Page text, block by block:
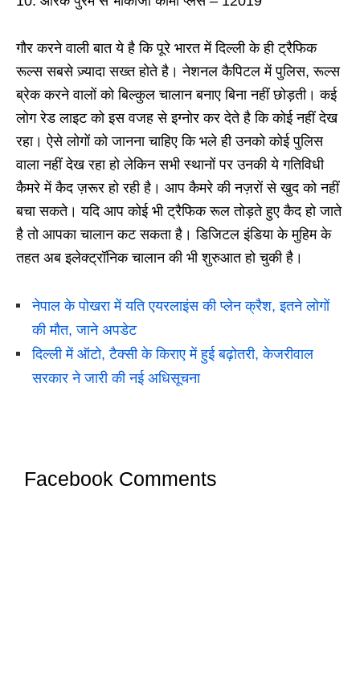
गौर करने वाली बात ये है कि पूरे भारत में दिल्ली के ही ट्रैफिक
रूल्स सबसे ज़्यादा सख्त होते है। नेशनल कैपिटल में पुलिस, रूल्स
ब्रेक करने वालों को बिल्कुल चालान बनाए बिना नहीं छोड़ती। कई
लोग रेड लाइट को इस वजह से इग्नोर कर देते है कि कोई नहीं देख
रहा। ऐसे लोगों को जानना चाहिए कि भले ही उनको कोई पुलिस
वाला नहीं देख रहा हो लेकिन सभी स्थानों पर उनकी ये गतिविधी
कैमरे में कैद ज़रूर हो रही है। आप कैमरे की नज़रों से खुद को नहीं
बचा सकते। यदि आप कोई भी ट्रैफिक रूल तोड़ते हुए कैद हो जाते
है तो आपका चालान कट सकता है। डिजिटल इंडिया के मुहिम के
तहत अब इलेक्ट्रॉनिक चालान की भी शुरुआत हो चुकी है।
नेपाल के पोखरा में यति एयरलाइंस की प्लेन क्रैश, इतने लोगों
की मौत, जाने अपडेट
दिल्ली में ऑटो, टैक्सी के किराए में हुई बढ़ोतरी, केजरीवाल
सरकार ने जारी की नई अधिसूचना
Facebook Comments